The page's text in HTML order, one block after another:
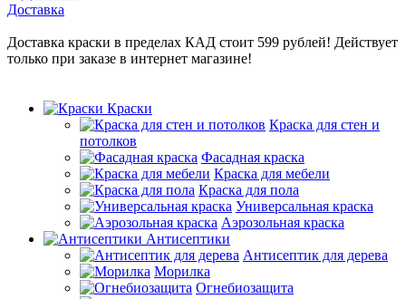
Доставка
Доставка краски в пределах КАД стоит 599 рублей! Действует
только при заказе в интернет магазине!
Краски
Краска для стен и
потолков
Фасадная краска
Краска для мебели
Краска для пола
Универсальная краска
Аэрозольная краска
Антисептики
Антисептик для дерева
Морилка
Огнебиозащита